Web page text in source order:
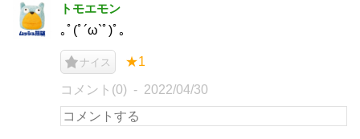
トモエモン
｡ﾟ(ﾟ´ω`ﾟ)ﾟ｡
ナイス ★1
コメント(0) 2022/04/30